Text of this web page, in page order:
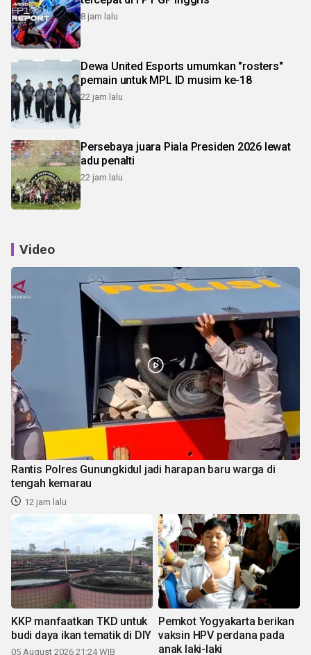
8 jam lalu
Dewa United Esports umumkan "rosters"
pemain untuk MPL ID musim ke-18
22 jam lalu
Persebaya juara Piala Presiden 2026 lewat
adu penalti
22 jam lalu
Video
Rantis Polres Gunungkidul jadi harapan baru warga di
tengah kemarau
12 jam lalu
KKP manfaatkan TKD untuk
budi daya ikan tematik di DIY
05 August 2026 21:24 WIB
Pemkot Yogyakarta berikan
vaksin HPV perdana pada
anak laki-laki